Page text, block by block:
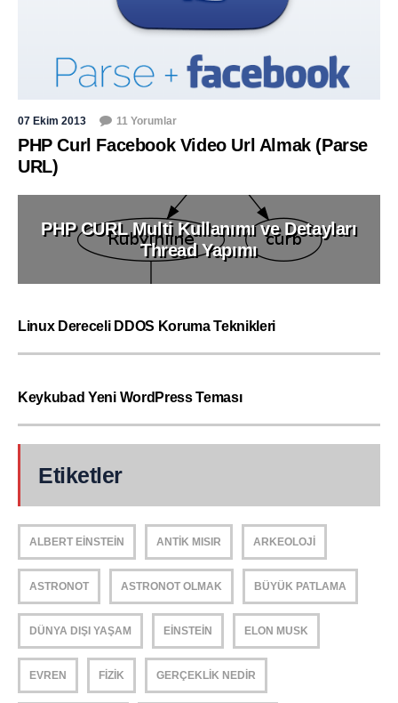
07 Ekim 2013 11 Yorumlar
PHP Curl Facebook Video Url Almak (Parse
URL)
PHP CURL Multi Kullanımı ve Detayları
Thread Yapımı
Linux Dereceli DDOS Koruma Teknikleri
Keykubad Yeni WordPress Teması
Etiketler
ALBERT EINSTEIN ANTIK MISIR ARKEOLOJI
ASTRONOT ASTRONOT OLMAK BÜYÜK PATLAMA
DÜNYA DIŞI YAŞAM EINSTEIN ELON MUSK
EVREN FIZIK GERÇEKLIK NEDIR